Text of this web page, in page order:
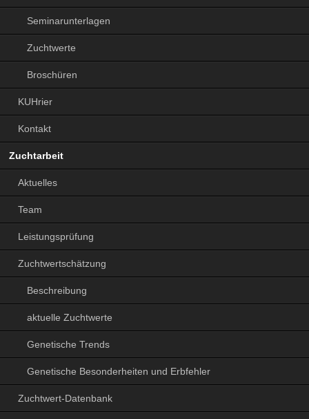
Seminarunterlagen
Zuchtwerte
Broschüren
KUHrier
Kontakt
Zuchtarbeit
Aktuelles
Team
Leistungsprüfung
Zuchtwertschätzung
Beschreibung
aktuelle Zuchtwerte
Genetische Trends
Genetische Besonderheiten und Erbfehler
Zuchtwert-Datenbank